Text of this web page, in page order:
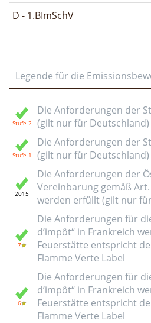
D - 1.BImSchV
Legende für die
Die Anforderungen der
(gilt nur für Deutschland)
Die Anforderungen der
(gilt nur für Deutschland)
Die Anforderungen der
Vereinbarung gemäß Art.
werden erfüllt (gilt nur
Die Anforderungen für
d’impôt“ in Frankreich
Feuerstätte entspricht
Flamme Verte Label
Die Anforderungen für
d’impôt“ in Frankreich
Feuerstätte entspricht
Flamme Verte Label